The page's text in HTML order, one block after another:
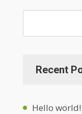
Recent
Hello world!